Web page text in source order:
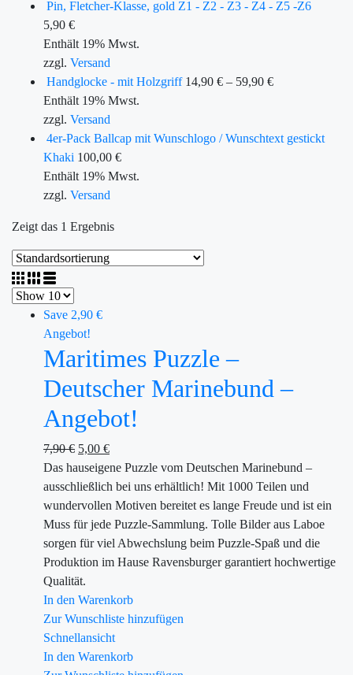
Pin, Fletcher-Klasse, gold Z1 - Z2 - Z3 - Z4 - Z5 -Z6
5,90 €
Enthält 19% Mwst.
zzgl. Versand
Handglocke - mit Holzgriff 14,90 € – 59,90 €
Enthält 19% Mwst.
zzgl. Versand
4er-Pack Ballcap mit Wunschlogo / Wunschtext gestickt
Khaki 100,00 €
Enthält 19% Mwst.
zzgl. Versand
Zeigt das 1 Ergebnis
Save 2,90 €
Angebot!
Maritimes Puzzle –
Deutscher Marinebund –
Angebot!
7,90€ 5,00 €
Das hauseigene Puzzle vom Deutschen Marinebund –
ausschließlich bei uns erhältlich! Mit 1000 Teilen und
wundervollen Motiven bereitet es lange Freude und ist ein
Muss für jede Puzzle-Sammlung. Tolle Bilder aus Laboe
sorgen für viel Abwechslung beim Puzzle-Spaß und die
Produktion im Hause Ravensburger garantiert hochwertige
Qualität.
In den Warenkorb
Zur Wunschliste hinzufügen
Schnellansicht
In den Warenkorb